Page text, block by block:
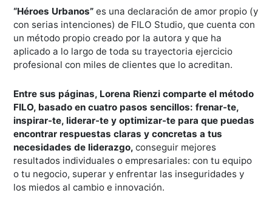
“Héroes Urbanos”es una declaración de amor propio (y
con serias intenciones) de FILO Studio, que cuenta con
un método propio creado por la autora y que ha
aplicado a lo largo de toda su trayectoria ejercicio
profesional con miles de clientes que lo acreditan.
Entre sus páginas, Lorena Rienzi comparte el método
FILO, basado en cuatro pasos sencillos: frenar-te,
inspirar-te, liderar-te y optimizar-te para que puedas
encontrar respuestas claras y concretas a tus
necesidades de liderazgo,conseguir mejores
resultados individuales o empresariales: con tu equipo
o tu negocio, superar y enfrentar las inseguridades y
los miedos al cambio e innovación.